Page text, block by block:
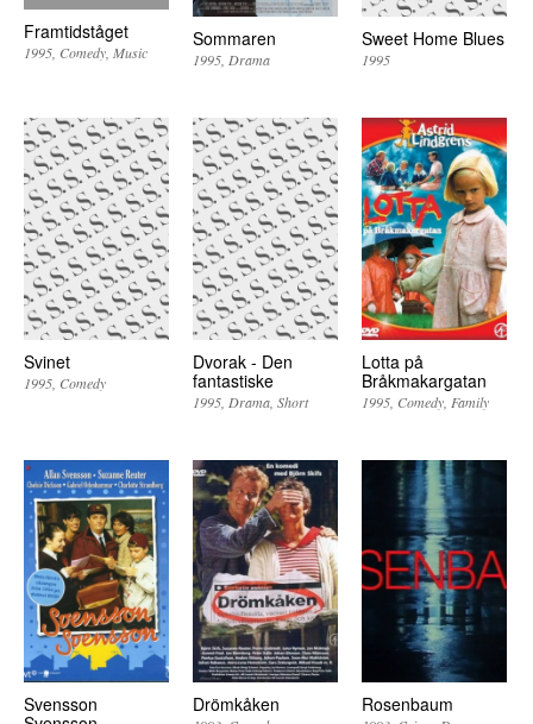
Framtidståget
1995 Comedy Music
Sommaren
1995 Drama
Sweet Home Blues
1995
Svinet
1995 Comedy
Dvorak - Den
fantastiske
1995 Drama Short
Lotta på
Bråkmakargatan
1995 Comedy Family
Svensson
Drömkåken Rosenbaum